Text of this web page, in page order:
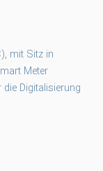
mit Sitz in
Meter
Digitalisierung